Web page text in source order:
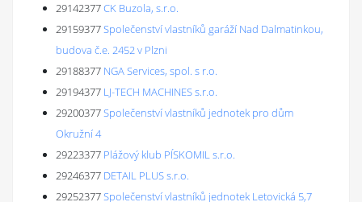
29142377CK Buzola, s.r.o.
29159377Společenství vlastníků garáží Nad Dalmatinkou,
budova č.e. 2452 v Plzni
29188377 NGA Services, spol. s r.o.
29194377 LJ-TECH MACHINES s.r.o.
29200377Společenství vlastníků jednotek pro dům
Okružní 4
29223377 Plážový klub PÍSKOMIL s.r.o.
29246377 DETAIL PLUS s.r.o.
29252377Společenství vlastníků jednotek Letovická 5,7